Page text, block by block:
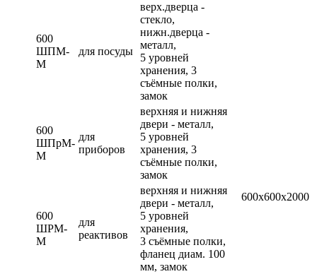
600х600х2000
600
ШПМ-
М
для посуды
верх.дверца -
стекло,
нижн.дверца -
металл,
5 уровней
хранения, 3
съёмные полки,
замок
600
ШПрМ-
М
для
приборов
верхняя и нижняя
двери - металл,
5 уровней
хранения, 3
съёмные полки,
замок
600
ШРМ-
М
для
реактивов
верхняя и нижняя
двери - металл,
5 уровней
хранения,
3 съёмные полки,
фланец диам. 100
мм, замок